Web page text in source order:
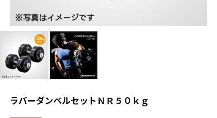
ラバーダンベルセットＮＲ５０ｋｇ